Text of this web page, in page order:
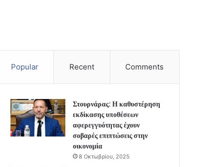
Popular Recent Comments
Στουρνάρας: Η καθυστέρηση
εκδίκασης υποθέσεων
αφερεγγυότητας έχουν
σοβαρές επιπτώσεις στην
οικονομία
8 Οκτωβρίου, 2025